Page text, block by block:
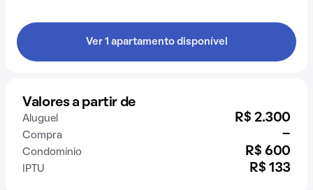
Ver 1 apartamento disponível
Valores a partir de
Aluguel R$ 2.300
Compra -
Condomínio R$ 600
IPTU R$ 133